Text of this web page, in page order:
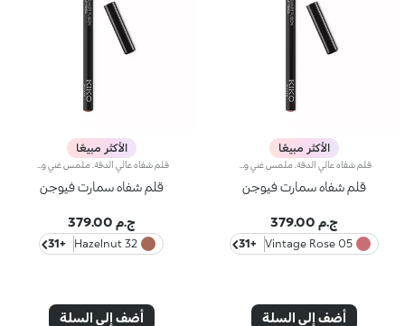
الأكثر مبيعًا
قلم شفاه سمارت فيوجن
ج.م 379.00
05 Vintage Rose
+31
أضف إلى السلة
الأكثر مبيعًا
قلم شفاه سمارت فيوجن
ج.م 379.00
32 Hazelnut
+31
أضف إلى السلة